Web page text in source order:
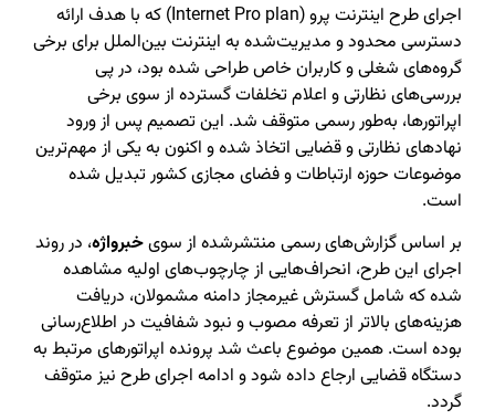
اجرای طرح اینترنت پرو (Internet Pro plan) که با هدف ارائه
دسترسی محدود و مدیریت‌شده به اینترنت بین‌الملل برای برخی
گروه‌های شغلی و کاربران خاص طراحی شده بود، در پی
بررسی‌های نظارتی و اعلام تخلفات گسترده از سوی برخی
اپراتورها، به‌طور رسمی متوقف شد. این تصمیم پس از ورود
نهادهای نظارتی و قضایی اتخاذ شده و اکنون به یکی از مهم‌ترین
موضوعات حوزه ارتباطات و فضای مجازی کشور تبدیل شده
است.
بر اساس گزارش‌های رسمی منتشرشده از سویخبرواژه، در روند
اجرای این طرح، انحراف‌هایی از چارچوب‌های اولیه مشاهده
شده که شامل گسترش غیرمجاز دامنه مشمولان، دریافت
هزینه‌های بالاتر از تعرفه مصوب و نبود شفافیت در اطلاع‌رسانی
بوده است. همین موضوع باعث شد پرونده اپراتورهای مرتبط به
دستگاه قضایی ارجاع داده شود و ادامه اجرای طرح نیز متوقف
گردد.